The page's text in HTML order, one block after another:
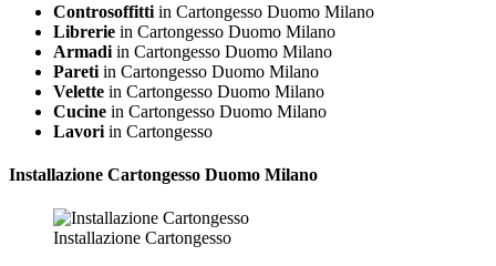
Controsoffitti in Cartongesso Duomo Milano
Librerie in Cartongesso Duomo Milano
Armadi in Cartongesso Duomo Milano
Pareti in Cartongesso Duomo Milano
Velette in Cartongesso Duomo Milano
Cucine in Cartongesso Duomo Milano
Lavori in Cartongesso
Installazione Cartongesso Duomo Milano
Installazione Cartongesso